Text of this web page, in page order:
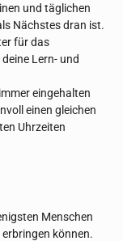
und täglichen
Nächstes dran ist.
für das
Lern- und
eingehalten
einen gleichen
Uhrzeiten
Menschen
können.